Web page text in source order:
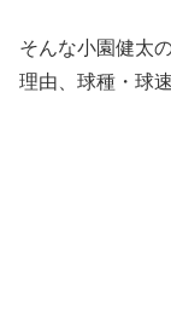
そんな小園健太
理由、球種・球